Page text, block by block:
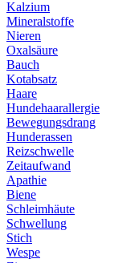
Kalzium
Mineralstoffe
Nieren
Oxalsäure
Bauch
Kotabsatz
Haare
Hundehaarallergie
Bewegungsdrang
Hunderassen
Reizschwelle
Zeitaufwand
Apathie
Biene
Schleimhäute
Schwellung
Stich
Wespe